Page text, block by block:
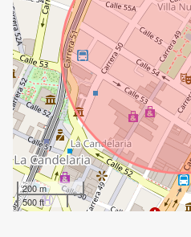
200 m
500 ft